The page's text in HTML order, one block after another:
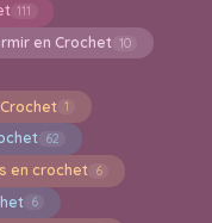
111
en Crochet 10
1
62
en crochet 6
6